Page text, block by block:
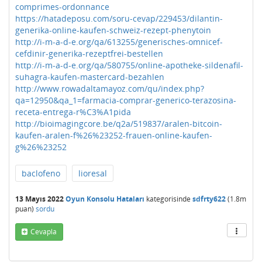
comprimes-ordonnance
https://hatadeposu.com/soru-cevap/229453/dilantin-
generika-online-kaufen-schweiz-rezept-phenytoin
http://i-m-a-d-e.org/qa/613255/generisches-omnicef-
cefdinir-generika-rezeptfrei-bestellen
http://i-m-a-d-e.org/qa/580755/online-apotheke-sildenafil-
suhagra-kaufen-mastercard-bezahlen
http://www.rowadaltamayoz.com/qu/index.php?
qa=12950&qa_1=farmacia-comprar-generico-terazosina-
receta-entrega-r%C3%A1pida
http://bioimagingcore.be/q2a/519837/aralen-bitcoin-
kaufen-aralen-f%26%23252-frauen-online-kaufen-
g%26%23252
baclofeno lioresal
13 Mayıs 2022Oyun Konsolu Hataları kategorisinde sdfrty622(1.8m
puan) sordu
Cevapla